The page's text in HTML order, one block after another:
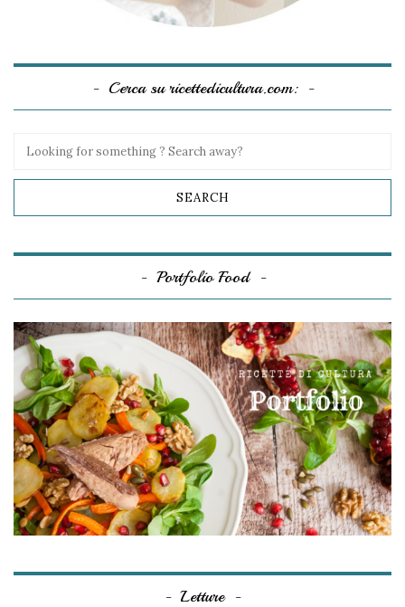
Cerca su ricettedicultura.com:
Portfolio Food
Letture